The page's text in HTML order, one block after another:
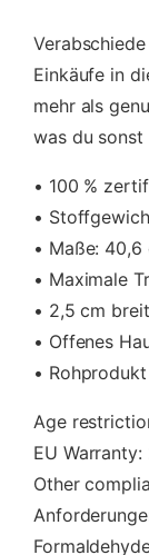
e
l
e
n
e
Einkäufe in
mehr als
was du
• 100 %
•
• Maße:
• Maximale
• 2,5 cm
• Offenes
•
Age
EU
Other